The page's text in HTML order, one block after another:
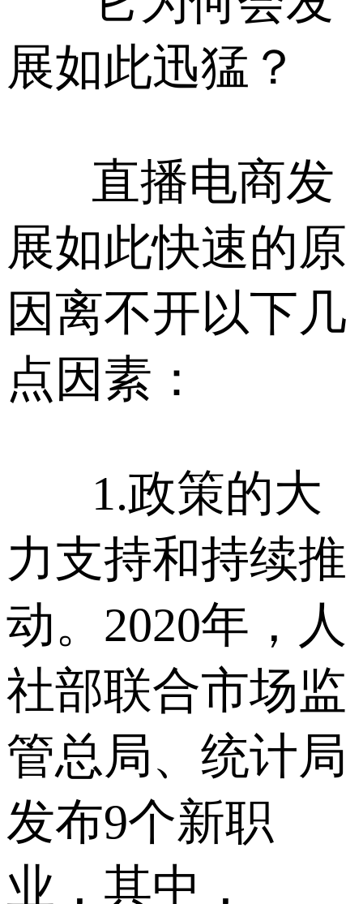
展如此迅猛？
直播电商发
展如此快速的原
因离不开以下几
点因素：
1.政策的大
力支持和持续推
动。2020年，人
社部联合市场监
管总局、统计局
发布9个新职
业，其中，